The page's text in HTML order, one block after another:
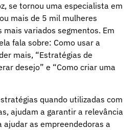
se tornou uma especialista em
mais de 5 mil mulheres
mais variados segmentos. Em
fala sobre: Como usar a
mais, “Estratégias de
desejo” e “Como criar uma
quando utilizadas com
ajudam a garantir a relevância
ajudar as empreendedoras a